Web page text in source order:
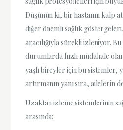
Düşünün ki, bir hastanın kalp
diğer önemli sağlık
aracılığıyla sürekli izleniyor. Bu
durumlarda hızlı müdahale
yaşlı bireyler için bu sistemler,
artırmanın yanı sıra, ailelerin
Uzaktan izleme sistemlerinin
arasında: